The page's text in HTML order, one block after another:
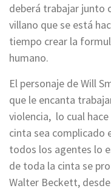
deberá trabajar junto
villano que se está
tiempo crear la
humano.
El personaje de Will
que le encanta
violencia, lo cual
cinta sea complicado
todos los agentes lo
de toda la cinta se
Walter Beckett,